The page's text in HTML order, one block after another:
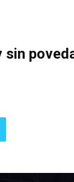
sin